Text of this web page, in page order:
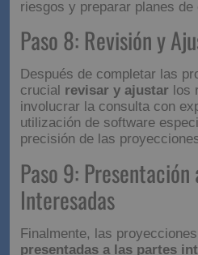
El análisis de sensibilidad
cambiarían las proyecciones
diferentes escenarios. Esto
en las tasas de crecimiento
en los costes de los
tipos de interés. Este
riesgos y preparar planes de
Paso 8: Revisión
Después de completar las
crucialrevisar y ajustar
involucrar la consulta con
utilización de software
precisión de las